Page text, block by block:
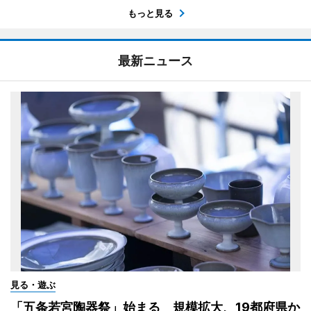
もっと見る
最新ニュース
見る・遊ぶ
「五条若宮陶器祭」始まる 規模拡大、19都府県か